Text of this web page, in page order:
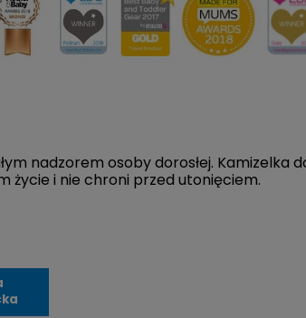
nadzorem osoby dorosłej. Kamizelka
życie i nie chroni przed utonięciem.